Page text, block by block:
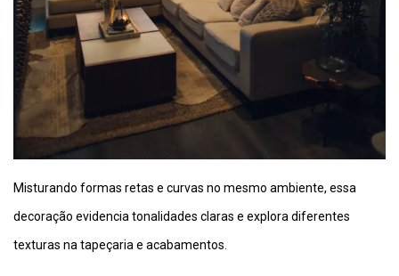
Misturando formas retas e curvas no mesmo ambiente, essa
decoração evidencia tonalidades claras e explora diferentes
texturas na tapeçaria e acabamentos.